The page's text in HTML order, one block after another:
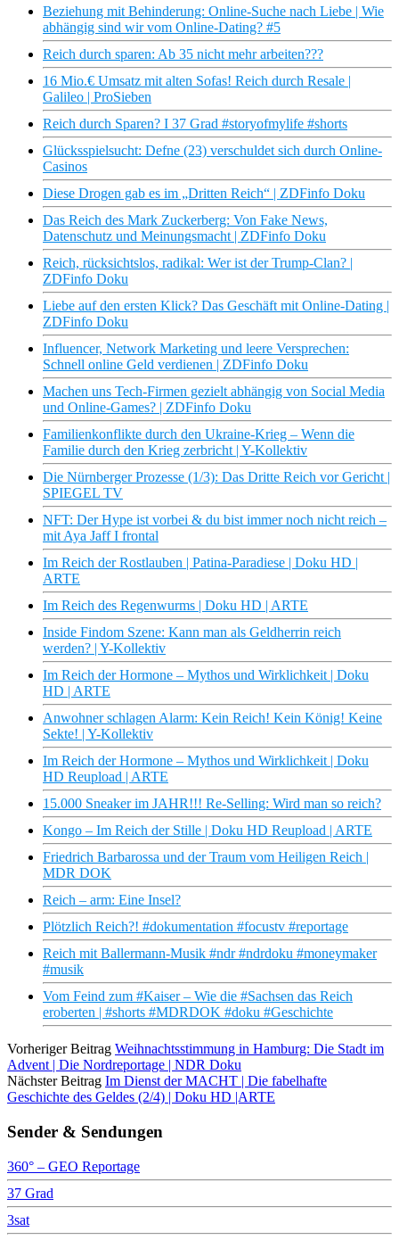
Beziehung mit Behinderung: Online-Suche nach Liebe | Wie
abhängig sind wir vom Online-Dating? #5
Reich durch sparen: Ab 35 nicht mehr arbeiten???
16 Mio.€ Umsatz mit alten Sofas! Reich durch Resale |
Galileo | ProSieben
Reich durch Sparen? I 37 Grad #storyofmylife #shorts
Glücksspielsucht: Defne (23) verschuldet sich durch Online-
Casinos
Diese Drogen gab es im „Dritten Reich“ | ZDFinfo Doku
Das Reich des Mark Zuckerberg: Von Fake News,
Datenschutz und Meinungsmacht | ZDFinfo Doku
Reich, rücksichtslos, radikal: Wer ist der Trump-Clan? |
ZDFinfo Doku
Liebe auf den ersten Klick? Das Geschäft mit Online-Dating |
ZDFinfo Doku
Influencer, Network Marketing und leere Versprechen:
Schnell online Geld verdienen | ZDFinfo Doku
Machen uns Tech-Firmen gezielt abhängig von Social Media
und Online-Games? | ZDFinfo Doku
Familienkonflikte durch den Ukraine-Krieg – Wenn die
Familie durch den Krieg zerbricht | Y-Kollektiv
Die Nürnberger Prozesse (1/3): Das Dritte Reich vor Gericht |
SPIEGEL TV
NFT: Der Hype ist vorbei & du bist immer noch nicht reich –
mit Aya Jaff I frontal
Im Reich der Rostlauben | Patina-Paradiese | Doku HD |
ARTE
Im Reich des Regenwurms | Doku HD | ARTE
Inside Findom Szene: Kann man als Geldherrin reich
werden? | Y-Kollektiv
Im Reich der Hormone – Mythos und Wirklichkeit | Doku
HD | ARTE
Anwohner schlagen Alarm: Kein Reich! Kein König! Keine
Sekte! | Y-Kollektiv
Im Reich der Hormone – Mythos und Wirklichkeit | Doku
HD Reupload | ARTE
15.000 Sneaker im JAHR!!! Re-Selling: Wird man so reich?
Kongo – Im Reich der Stille | Doku HD Reupload | ARTE
Friedrich Barbarossa und der Traum vom Heiligen Reich |
MDR DOK
Reich – arm: Eine Insel?
Plötzlich Reich?! #dokumentation #focustv #reportage
Reich mit Ballermann-Musik #ndr #ndrdoku #moneymaker
#musik
Vom Feind zum #Kaiser – Wie die #Sachsen das Reich
eroberten | #shorts #MDRDOK #doku #Geschichte
Vorheriger Beitrag Weihnachtsstimmung in Hamburg: Die Stadt im
Advent | Die Nordreportage | NDR Doku
Nächster Beitrag Im Dienst der MACHT | Die fabelhafte
Geschichte des Geldes (2/4) | Doku HD |ARTE
Sender & Sendungen
360° – GEO Reportage
37 Grad
3sat